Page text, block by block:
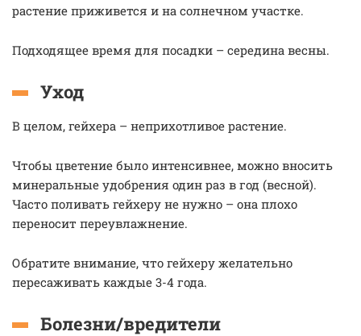
растение приживется и на солнечном участке.
Подходящее время для посадки – середина весны.
Уход
В целом, гейхера – неприхотливое растение.
Чтобы цветение было интенсивнее, можно вносить
минеральные удобрения один раз в год (весной).
Часто поливать гейхеру не нужно – она плохо
переносит переувлажнение.
Обратите внимание, что гейхеру желательно
пересаживать каждые 3-4 года.
Болезни/вредители